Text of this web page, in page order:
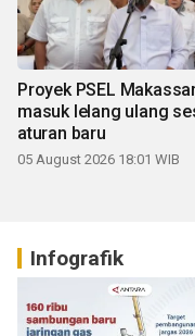
Proyek PSEL
masuk lelang ulang
aturan baru
05 August 2026 18:01 WIB
Infografik